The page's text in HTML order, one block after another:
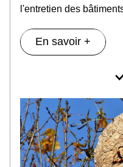
l'entretien des
En savoir +